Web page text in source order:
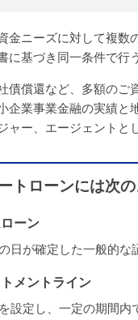
金ニーズに対して複数
に基づき同一条件で行
債償還など、多額のご
企業事業金融の実績と
ャー、エージェントと
トローンには次
ーン
日が確定した一般的な
メントライン
設定し、一定の期間内